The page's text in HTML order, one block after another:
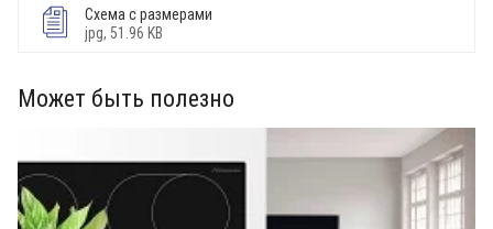
Схема с размерами
jpg, 51.96 KB
Может быть полезно